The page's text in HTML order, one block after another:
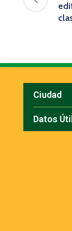
Ciudad
Datos